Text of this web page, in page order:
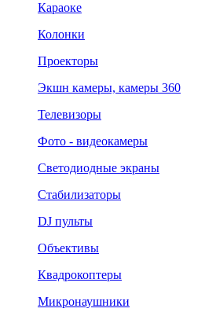
Караоке
Колонки
Проекторы
Экшн камеры, камеры 360
Телевизоры
Фото - видеокамеры
Светодиодные экраны
Стабилизаторы
DJ пульты
Объективы
Квадрокоптеры
Микронаушники